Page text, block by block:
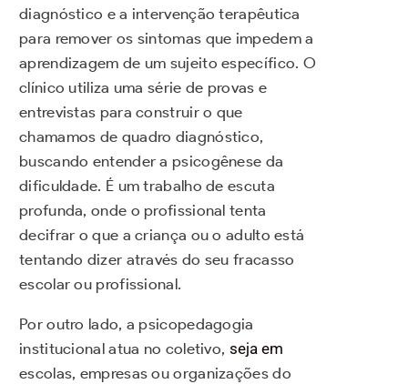
diagnóstico e a intervenção terapêutica
para remover os sintomas que impedem a
aprendizagem de um sujeito específico. O
clínico utiliza uma série de provas e
entrevistas para construir o que
chamamos de quadro diagnóstico,
buscando entender a psicogênese da
dificuldade. É um trabalho de escuta
profunda, onde o profissional tenta
decifrar o que a criança ou o adulto está
tentando dizer através do seu fracasso
escolar ou profissional.
Por outro lado, a psicopedagogia
institucional atua no coletivo, seja em
escolas, empresas ou organizações do